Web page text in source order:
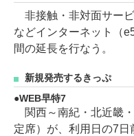
非接触・非対面サービ
などインターネット（
間の延長を行なう。
新規発売するきっぷ
WEB早特7
関西～南紀・北近畿
定席）が、利用日の7日